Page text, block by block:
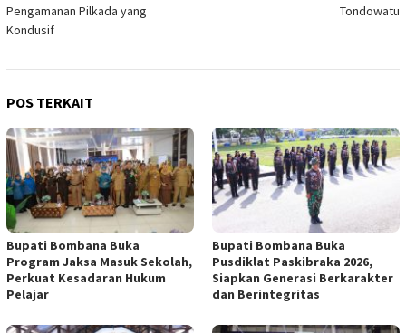
Pengamanan Pilkada yang
Kondusif
Tondowatu
POS TERKAIT
Bupati Bombana Buka
Program Jaksa Masuk Sekolah,
Perkuat Kesadaran Hukum
Pelajar
Bupati Bombana Buka
Pusdiklat Paskibraka 2026,
Siapkan Generasi Berkarakter
dan Berintegritas